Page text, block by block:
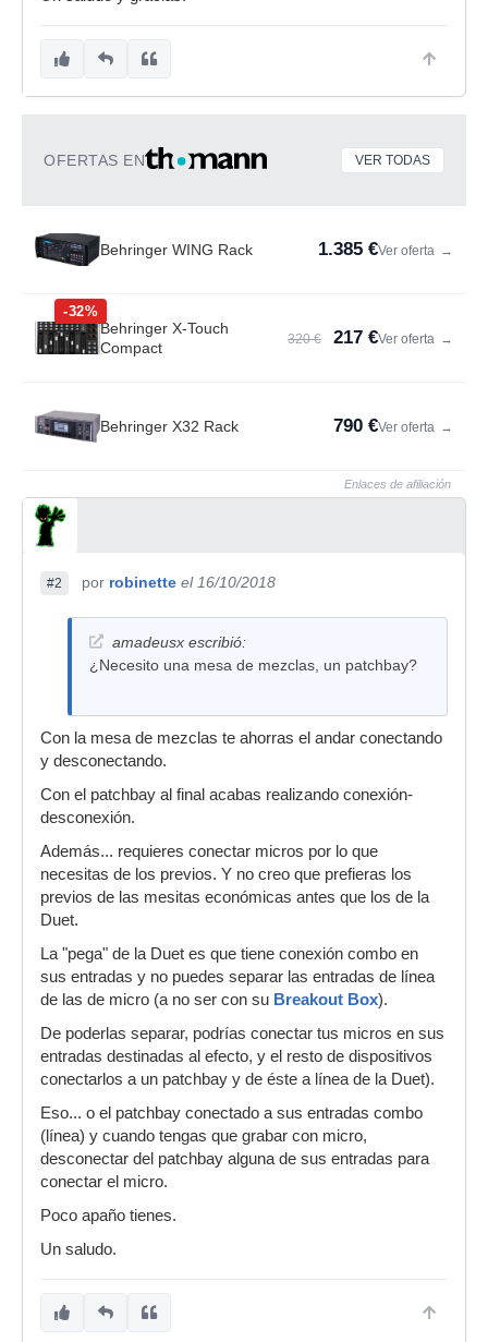
OFERTAS EN VER TODAS
Behringer WING Rack 1.385 €Ver oferta →
-32%
Behringer X-Touch
Compact
320 € 217 €Ver oferta →
Behringer X32 Rack 790 €Ver oferta →
Enlaces de afiliación
#2 por robinette el 16/10/2018
amadeusx escribió:
¿Necesito una mesa de mezclas, un patchbay?
Con la mesa de mezclas te ahorras el andar conectando
y desconectando.
Con el patchbay al final acabas realizando conexión-
desconexión.
Además... requieres conectar micros por lo que
necesitas de los previos. Y no creo que prefieras los
previos de las mesitas económicas antes que los de la
Duet.
La "pega" de la Duet es que tiene conexión combo en
sus entradas y no puedes separar las entradas de línea
de las de micro (a no ser con su Breakout Box).
De poderlas separar, podrías conectar tus micros en sus
entradas destinadas al efecto, y el resto de dispositivos
conectarlos a un patchbay y de éste a línea de la Duet).
Eso... o el patchbay conectado a sus entradas combo
(línea) y cuando tengas que grabar con micro,
desconectar del patchbay alguna de sus entradas para
conectar el micro.
Poco apaño tienes.
Un saludo.